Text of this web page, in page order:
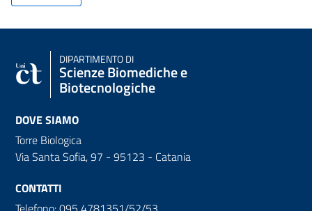
DIPARTIMENTO DI
Scienze Biomediche e
Biotecnologiche
DOVE SIAMO
Torre Biologica
Via Santa Sofia, 97 - 95123 - Catania
CONTATTI